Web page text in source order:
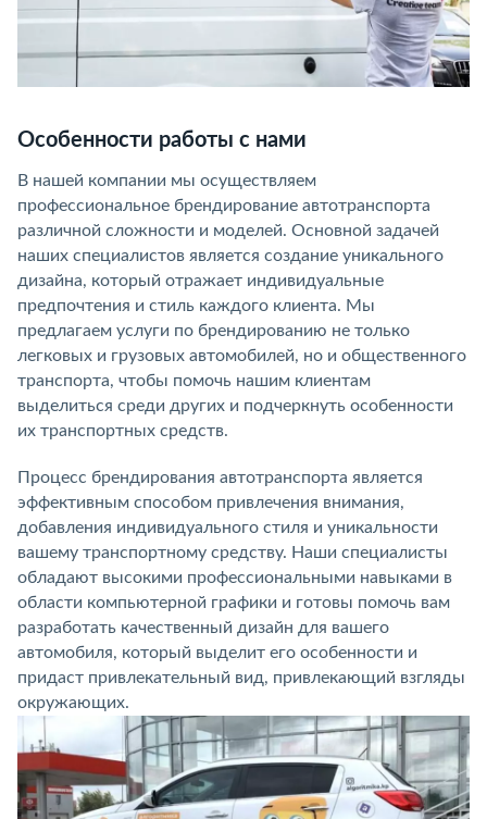
Особенности работы с нами
В нашей компании мы осуществляем
профессиональное брендирование автотранспорта
различной сложности и моделей. Основной задачей
наших специалистов является создание уникального
дизайна, который отражает индивидуальные
предпочтения и стиль каждого клиента. Мы
предлагаем услуги по брендированию не только
легковых и грузовых автомобилей, но и общественного
транспорта, чтобы помочь нашим клиентам
выделиться среди других и подчеркнуть особенности
их транспортных средств.
Процесс брендирования автотранспорта является
эффективным способом привлечения внимания,
добавления индивидуального стиля и уникальности
вашему транспортному средству. Наши специалисты
обладают высокими профессиональными навыками в
области компьютерной графики и готовы помочь вам
разработать качественный дизайн для вашего
автомобиля, который выделит его особенности и
придаст привлекательный вид, привлекающий взгляды
окружающих.